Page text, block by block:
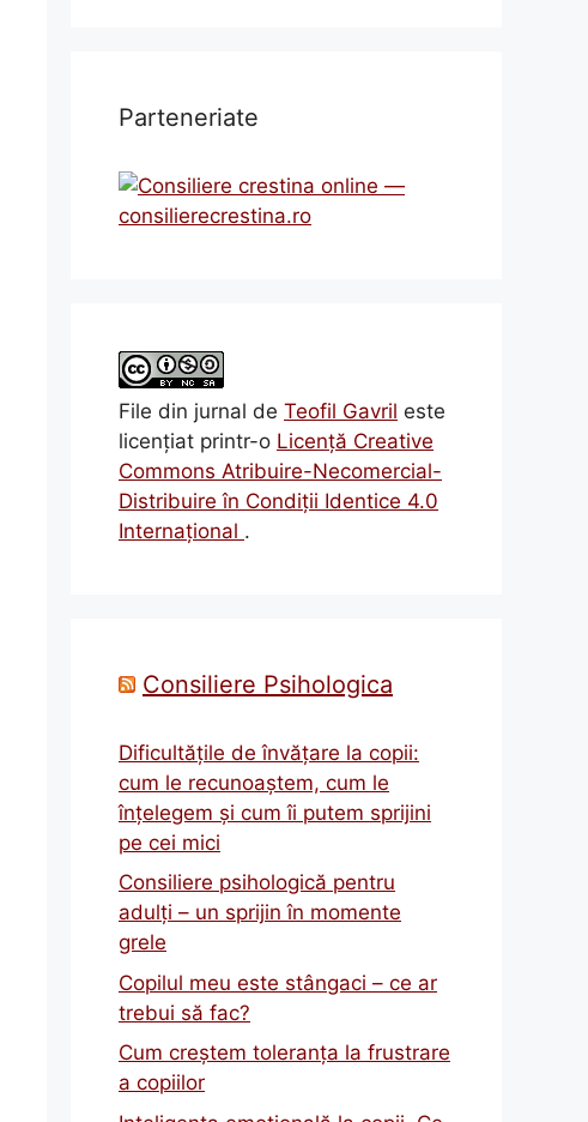
Parteneriate
File din jurnal de Teofil Gavril este
licenţiat printr-o Licenţă Creative
Commons Atribuire-Necomercial-
Distribuire în Condiţii Identice 4.0
Internațional .
Consiliere Psihologica
Dificultățile de învățare la copii:
cum le recunoaștem, cum le
înțelegem și cum îi putem sprijini
pe cei mici
Consiliere psihologică pentru
adulți – un sprijin în momente
grele
Copilul meu este stângaci – ce ar
trebui să fac?
Cum creștem toleranța la frustrare
a copiilor